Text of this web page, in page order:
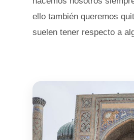
ello también queremos
suelen tener respecto a